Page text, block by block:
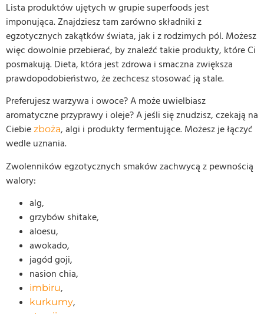
Lista produktów ujętych w grupie superfoods jest
imponująca. Znajdziesz tam zarówno składniki z
egzotycznych zakątków świata, jak i z rodzimych pól. Możesz
więc dowolnie przebierać, by znaleźć takie produkty, które Ci
posmakują. Dieta, która jest zdrowa i smaczna zwiększa
prawdopodobieństwo, że zechcesz stosować ją stale.
Preferujesz warzywa i owoce? A może uwielbiasz
aromatyczne przyprawy i oleje? A jeśli się znudzisz, czekają na
Ciebie zboża, algi i produkty fermentujące. Możesz je łączyć
wedle uznania.
Zwolenników egzotycznych smaków zachwycą z pewnością
walory:
alg,
grzybów shitake,
aloesu,
awokado,
jagód goji,
nasion chia,
imbiru,
kurkumy,